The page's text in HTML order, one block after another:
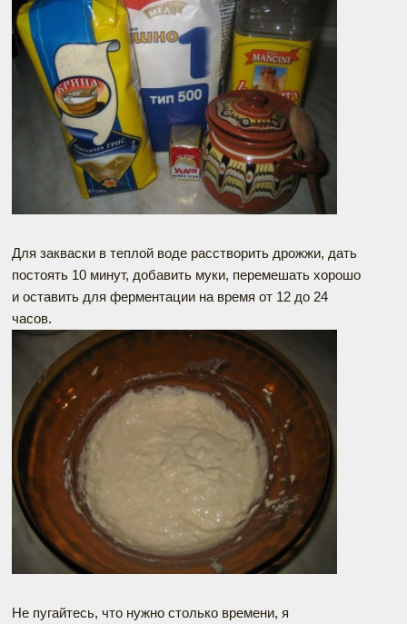
Для закваски в теплой воде расстворить дрожжи, дать
постоять 10 минут, добавить муки, перемешать хорошо
и оставить для ферментации на время от 12 до 24
часов.
Не пугайтесь, что нужно столько времени, я